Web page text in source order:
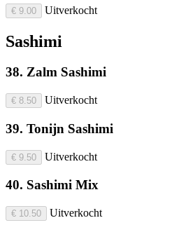
€ 9.00 Uitverkocht
Sashimi
38. Zalm Sashimi
€ 8.50 Uitverkocht
39. Tonijn Sashimi
€ 9.50 Uitverkocht
40. Sashimi Mix
€ 10.50 Uitverkocht